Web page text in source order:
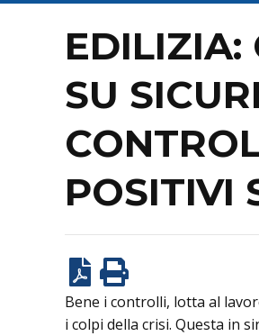
EDILIZIA:
SU
POSITIVI
Bene i controlli, lotta al
i colpi della crisi. Questa in